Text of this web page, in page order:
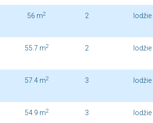
56 m2 2 lodžie
55.7 m2 2 lodžie
57.4 m2 3 lodžie
54.9 m2 3 lodžie